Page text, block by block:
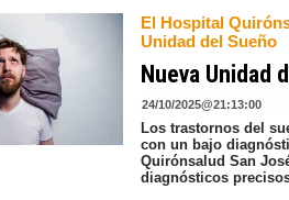
El Hospital
Unidad del Sueño
Nueva Unidad
24/10/2025@21:13:00
Los trastornos del
con un bajo
Quirónsalud San
diagnósticos